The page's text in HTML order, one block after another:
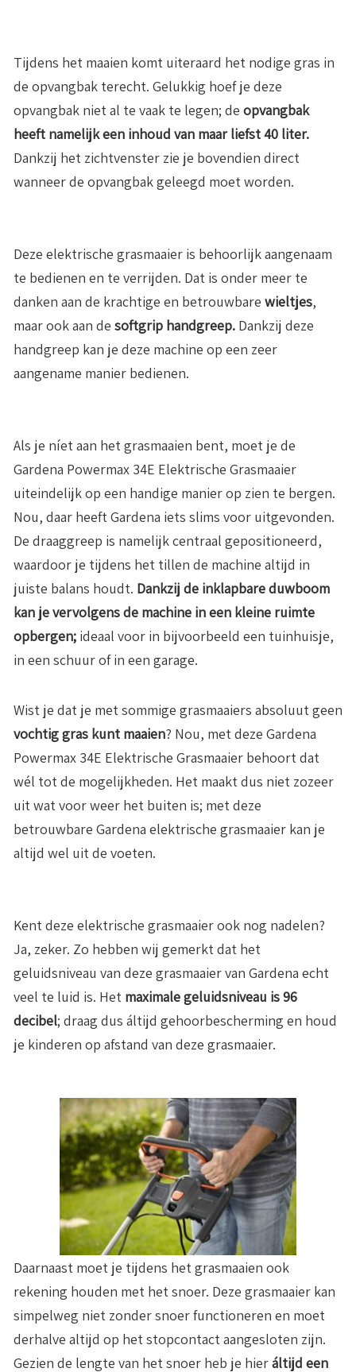
Tijdens het maaien komt uiteraard het nodige gras in
de opvangbak terecht. Gelukkig hoef je deze
opvangbak niet al te vaak te legen; de opvangbak
heeft namelijk een inhoud van maar liefst 40 liter.
Dankzij het zichtvenster zie je bovendien direct
wanneer de opvangbak geleegd moet worden.
Deze elektrische grasmaaier is behoorlijk aangenaam
te bedienen en te verrijden. Dat is onder meer te
danken aan de krachtige en betrouwbare wieltjes,
maar ook aan de softgrip handgreep. Dankzij deze
handgreep kan je deze machine op een zeer
aangename manier bedienen.
Als je níet aan het grasmaaien bent, moet je de
Gardena Powermax 34E Elektrische Grasmaaier
uiteindelijk op een handige manier op zien te bergen.
Nou, daar heeft Gardena iets slims voor uitgevonden.
De draaggreep is namelijk centraal gepositioneerd,
waardoor je tijdens het tillen de machine altijd in
juiste balans houdt. Dankzij de inklapbare duwboom
kan je vervolgens de machine in een kleine ruimte
opbergen; ideaal voor in bijvoorbeeld een tuinhuisje,
in een schuur of in een garage.
Wist je dat je met sommige grasmaaiers absoluut geen
vochtig gras kunt maaien? Nou, met deze Gardena
Powermax 34E Elektrische Grasmaaier behoort dat
wél tot de mogelijkheden. Het maakt dus niet zozeer
uit wat voor weer het buiten is; met deze
betrouwbare Gardena elektrische grasmaaier kan je
altijd wel uit de voeten.
Kent deze elektrische grasmaaier ook nog nadelen?
Ja, zeker. Zo hebben wij gemerkt dat het
geluidsniveau van deze grasmaaier van Gardena echt
veel te luid is. Het maximale geluidsniveau is 96
decibel; draag dus áltijd gehoorbescherming en houd
je kinderen op afstand van deze grasmaaier.
Daarnaast moet je tijdens het grasmaaien ook
rekening houden met het snoer. Deze grasmaaier kan
simpelweg niet zonder snoer functioneren en moet
derhalve altijd op het stopcontact aangesloten zijn.
Gezien de lengte van het snoer heb je hieráltijd een